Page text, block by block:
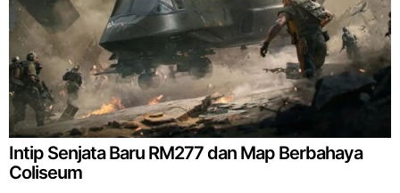
Intip Senjata Baru RM277 dan Map Berbahaya
Coliseum